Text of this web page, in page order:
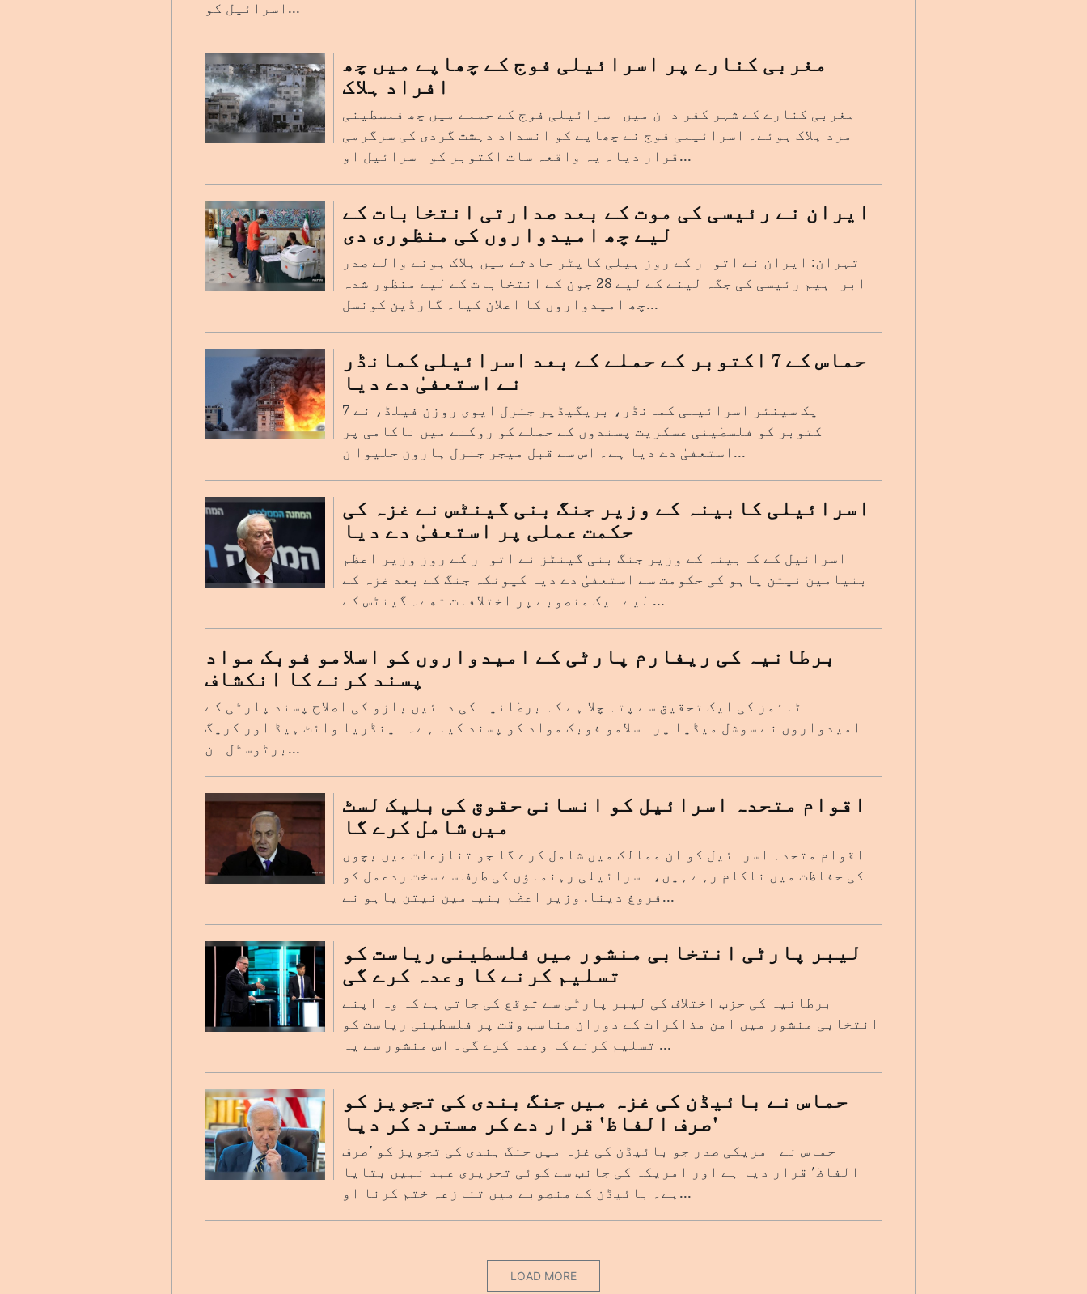
اسرائیل کو...
مغربی کنارے پر اسرائیلی فوج کے چھاپے میں چھ
افراد ہلاک
مغربی کنارے کے شہر کفر دان میں اسرائیلی فوج کے حملے میں چھ فلسطینی
مرد ہلاک ہوئے۔ اسرائیلی فوج نے چھاپے کو انسداد دہشت گردی کی سرگرمی
قرار دیا۔ یہ واقعہ سات اکتوبر کو اسرائیل او...
ایران نے رئیسی کی موت کے بعد صدارتی انتخابات کے
لیے چھ امیدواروں کی منظوری دی
تہران: ایران نے اتوار کے روز ہیلی کاپٹر حادثے میں ہلاک ہونے والے صدر
ابراہیم رئیسی کی جگہ لینے کے لیے 28 جون کے انتخابات کے لیے منظور شدہ
چھ امیدواروں کا اعلان کیا۔ گارڈین کونسل...
حماس کے 7 اکتوبر کے حملے کے بعد اسرائیلی کمانڈر
نے استعفیٰ دے دیا
ایک سینئر اسرائیلی کمانڈر، بریگیڈیر جنرل ایوی روزن فیلڈ، نے 7
اکتوبر کو فلسطینی عسکریت پسندوں کے حملے کو روکنے میں ناکامی پر
استعفیٰ دے دیا ہے۔ اس سے قبل میجر جنرل ہارون حلیوا ن...
اسرائیلی کابینہ کے وزیر جنگ بنی گینٹس نے غزہ کی
حکمت عملی پر استعفیٰ دے دیا
اسرائیل کے کابینہ کے وزیر جنگ بنی گینٹز نے اتوار کے روز وزیر اعظم
بنیامین نیتن یاہو کی حکومت سے استعفیٰ دے دیا کیونکہ جنگ کے بعد غزہ کے
لیے ایک منصوبے پر اختلافات تھے۔ گینٹس کے ...
برطانیہ کی ریفارم پارٹی کے امیدواروں کو اسلامو فوبک مواد
پسند کرنے کا انکشاف
ٹائمز کی ایک تحقیق سے پتہ چلا ہے کہ برطانیہ کی دائیں بازو کی اصلاح پسند پارٹی کے
امیدواروں نے سوشل میڈیا پر اسلامو فوبک مواد کو پسند کیا ہے۔ اینڈریا وائٹ ہیڈ اور کریگ
برٹوسٹل ان...
اقوام متحدہ اسرائیل کو انسانی حقوق کی بلیک لسٹ
میں شامل کرے گا
اقوام متحدہ اسرائیل کو ان ممالک میں شامل کرے گا جو تنازعات میں بچوں
کی حفاظت میں ناکام رہے ہیں، اسرائیلی رہنماؤں کی طرف سے سخت ردعمل کو
فروغ دینا. وزیر اعظم بنیامین نیتن یاہو نے...
لیبر پارٹی انتخابی منشور میں فلسطینی ریاست کو
تسلیم کرنے کا وعدہ کرے گی
برطانیہ کی حزب اختلاف کی لیبر پارٹی سے توقع کی جاتی ہے کہ وہ اپنے
انتخابی منشور میں امن مذاکرات کے دوران مناسب وقت پر فلسطینی ریاست کو
تسلیم کرنے کا وعدہ کرے گی۔ اس منشور سے یہ ...
حماس نے بائیڈن کی غزہ میں جنگ بندی کی تجویز کو
'صرف الفاظ' قرار دے کر مسترد کر دیا
حماس نے امریکی صدر جو بائیڈن کی غزہ میں جنگ بندی کی تجویز کو 'صرف
الفاظ' قرار دیا ہے اور امریکہ کی جانب سے کوئی تحریری عہد نہیں بتایا
ہے۔ بائیڈن کے منصوبے میں تنازعہ ختم کرنا او...
LOAD MORE